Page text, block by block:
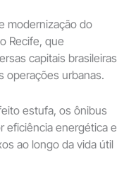
modernização do
Recife, que
capitais brasileiras
operações urbanas.
estufa, os ônibus
eficiência energética e
ao longo da vida útil